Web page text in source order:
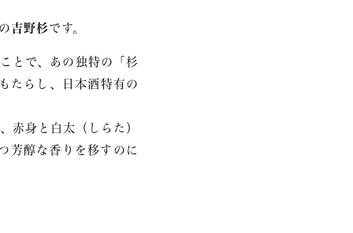
吉野杉です。
とで、あの独特の「杉
たらし、日本酒特有の
赤身と白太（しらた）
芳醇な香りを移すのに